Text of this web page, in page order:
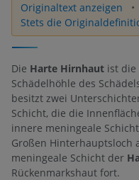
Originaltext anzeigen
Stets die
Die Harte Hirnhaut ist
Schädelhöhle des
besitzt zwei
Schicht, die die
innere meningeale
Großen Hinterhauptsloch
meningeale Schicht der
Rückenmarkshaut fort.